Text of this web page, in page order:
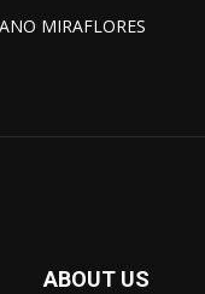
MIRAFLORES
ABOUT US